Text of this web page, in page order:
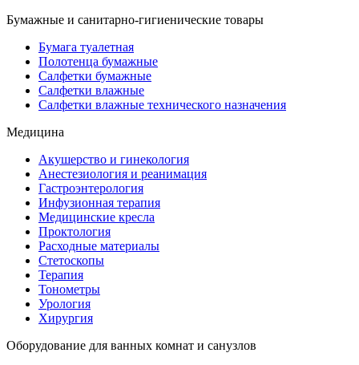
Бумажные и санитарно-гигиенические товары
Бумага туалетная
Полотенца бумажные
Салфетки бумажные
Салфетки влажные
Салфетки влажные технического назначения
Медицина
Акушерство и гинекология
Анестезиология и реанимация
Гастроэнтерология
Инфузионная терапия
Медицинские кресла
Проктология
Расходные материалы
Стетоскопы
Терапия
Тонометры
Урология
Хирургия
Оборудование для ванных комнат и санузлов